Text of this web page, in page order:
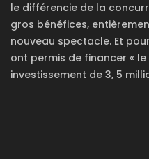
le différencie de la
gros bénéfices,
nouveau spectacle. Et
ont permis de financer « le
investissement de 3, 5